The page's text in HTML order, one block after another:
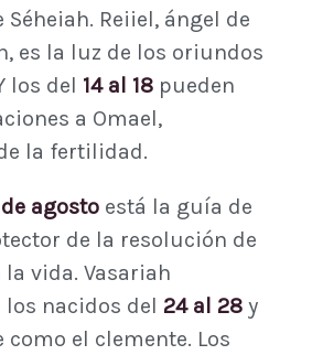
Reiiel, ángel de
es la luz de los oriundos
los del 14 al 18 pueden
a Omael,
la fertilidad.
agosto está la guía de
de la resolución de
vida. Vasariah
nacidos del 24 al 28 y
como el clemente. Los